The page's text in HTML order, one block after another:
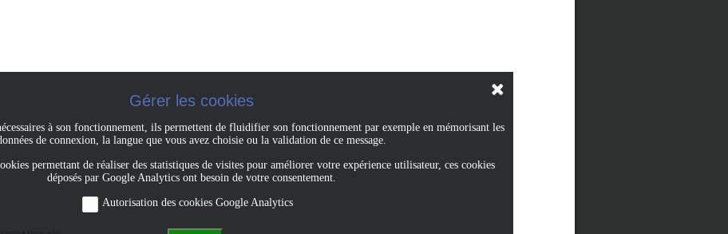
Gérer les cookies
à son fonctionnement, ils permettent de fluidifier son fonctionnement par exemple en mémorisant les
de connexion, la langue que vous avez choisie ou la validation de ce message.
permettant de réaliser des statistiques de visites pour améliorer votre expérience utilisateur, ces cookies
déposés par Google Analytics ont besoin de votre consentement.
Autorisation des cookies Google Analytics